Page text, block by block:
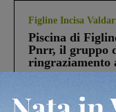
Figline Incisa
Piscina di
Pnrr, il gruppo
ringraziamento
Cronaca